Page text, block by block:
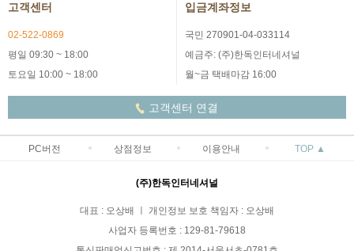
고객센터
02-522-0869
평일 09:30 ~ 18:00
토요일 10:00 ~ 18:00
입금계좌정보
국민 270901-04-033114
예금주: (주)한독인터네셔널
월~금 택배마감 16:00
고객센터 연결
PC버전 상점정보 이용안내 TOP ▲
(주)한독인터네셔널
대표 : 오상배 ㅣ 개인정보 보호 책임자 : 오상배
사업자 등록번호 : 129-81-79618